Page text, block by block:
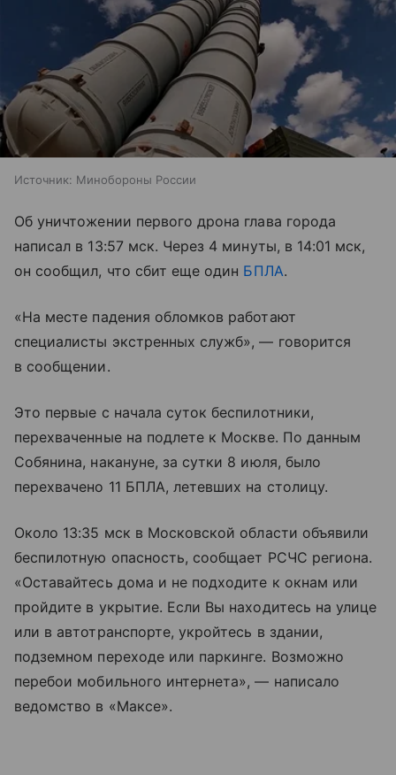
Источник: Минобороны России
Об уничтожении первого дрона глава города
написал в 13:57 мск. Через 4 минуты, в 14:01 мск,
он сообщил, что сбит еще один БПЛА.
«На месте падения обломков работают
специалисты экстренных служб», — говорится
в сообщении.
Это первые с начала суток беспилотники,
перехваченные на подлете к Москве. По данным
Собянина, накануне, за сутки 8 июля, было
перехвачено 11 БПЛА, летевших на столицу.
Около 13:35 мск в Московской области объявили
беспилотную опасность, сообщает РСЧС региона.
«Оставайтесь дома и не подходите к окнам или
пройдите в укрытие. Если Вы находитесь на улице
или в автотранспорте, укройтесь в здании,
подземном переходе или паркинге. Возможно
перебои мобильного интернета», — написало
ведомство в «Максе».